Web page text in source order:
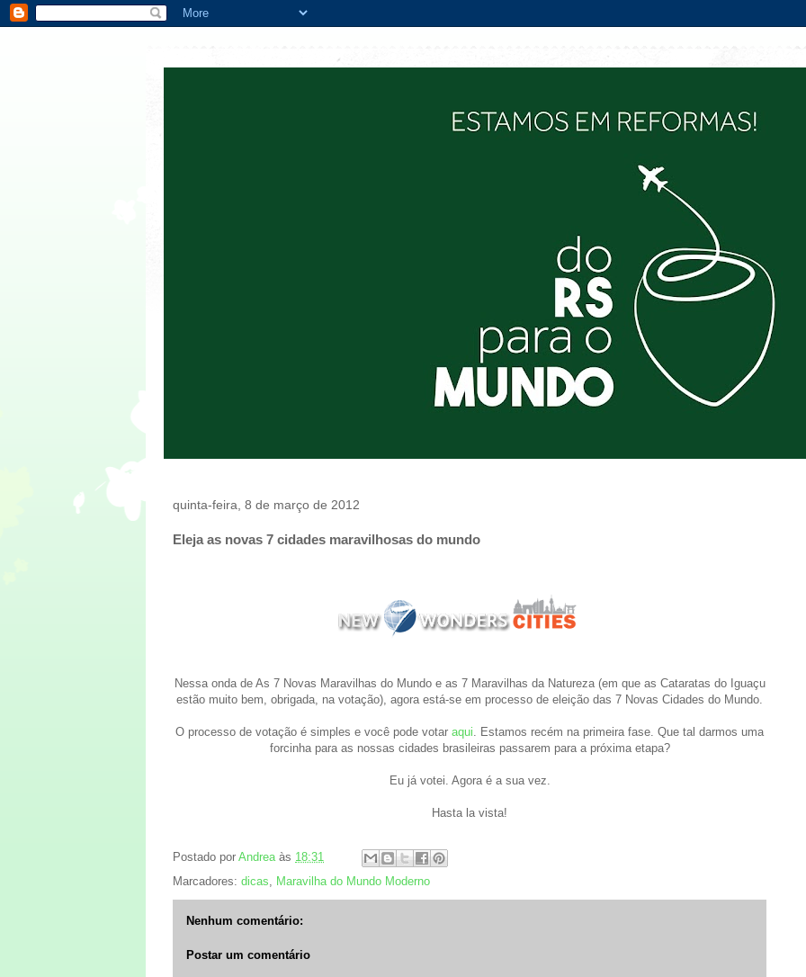
quinta-feira, 8 de março de 2012
Eleja as novas 7 cidades maravilhosas do mundo
Nessa onda de As 7 Novas Maravilhas do Mundo e as 7 Maravilhas da Natureza (em que as Cataratas do Iguaçu
estão muito bem, obrigada, na votação), agora está-se em processo de eleição das 7 Novas Cidades do Mundo.
O processo de votação é simples e você pode votar aqui. Estamos recém na primeira fase. Que tal darmos uma
forcinha para as nossas cidades brasileiras passarem para a próxima etapa?
Eu já votei. Agora é a sua vez.
Hasta la vista!
Postado por Andrea às 18:31
Marcadores: dicas, Maravilha do Mundo Moderno
Nenhum comentário:
Postar um comentário